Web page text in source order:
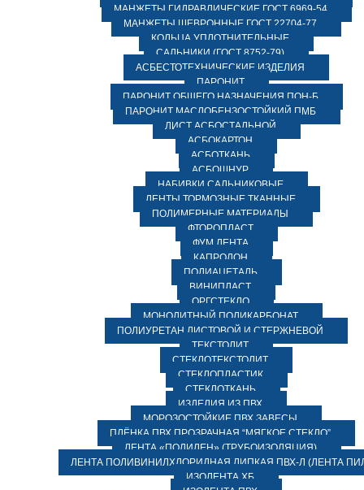
МАНЖЕТЫ ГИДРАВЛИЧЕСКИЕ ГОСТ 6969-54
МАНЖЕТЫ ШЕВРОННЫЕ ГОСТ 22704-77
КОЛЬЦА УПЛОТНИТЕЛЬНЫЕ
САЛЬНИКИ (ГОСТ 8752-79)
АСБЕСТОТЕХНИЧЕСКИЕ ИЗДЕЛИЯ
ПАРОНИТ
ПАРОНИТ ОБЩЕГО НАЗНАЧЕНИЯ ПОН-Б
ПАРОНИТ МАСЛОБЕНЗОСТОЙКИЙ ПМБ
ЛИСТ АСБОСТАЛЬНОЙ
АСБОКАРТОН
АСБОТКАНЬ
АСБОШНУР
НАБИВКИ САЛЬНИКОВЫЕ
ЛЕНТЫ ТОРМОЗНЫЕ ТКАННЫЕ
ПОЛИМЕРНЫЕ МАТЕРИАЛЫ
ФТОРОПЛАСТ
ФУМ ЛЕНТА
КАПРОЛОН
ПОЛИАЦЕТАЛЬ
ВИНИПЛАСТ
ОРГСТЕКЛО
МОНОЛИТНЫЙ ПОЛИКАРБОНАТ
ПОЛИУРЕТАН ЛИСТОВОЙ И СТЕРЖНЕВОЙ
ТЕКСТОЛИТ
СТЕКЛОТЕКСТОЛИТ
СТЕКЛОПЛАСТИК
СТЕКЛОТКАНЬ
ИЗДЕЛИЯ ИЗ ПВХ
МОРОЗОСТОЙКИЕ ПВХ ЗАВЕСЫ
ПЛЁНКА ПВХ ПРОЗРАЧНАЯ “МЯГКОЕ СТЕКЛО”
ЛЕНТА «ПОЛИЛЕН» (ТРУБОИЗОЛЯЦИЯ)
ЛЕНТА ПОЛИВИНИЛХЛОРИДНАЯ ЛИПКАЯ ПВХ-Л (ЛЕНТА
ИЗОЛЕНТА ХБ